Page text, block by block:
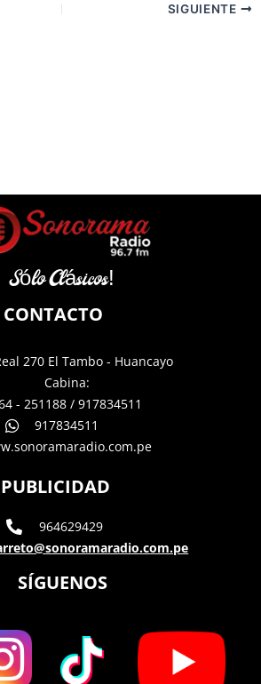
SIGUIENTE
Sólo Clásicos!
CONTACTO
270 El Tambo - Huancayo
Cabina:
- 251188 / 917834511
917834511
PUBLICIDAD
964629429
SÍGUENOS